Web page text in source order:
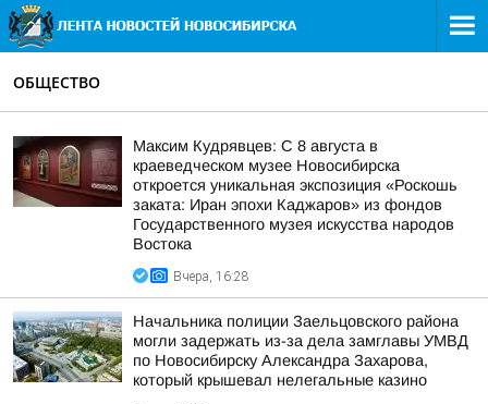
ОБЩЕСТВО
Максим Кудрявцев: С 8 августа в
краеведческом музее Новосибирска
откроется уникальная экспозиция «Роскошь
заката: Иран эпохи Каджаров» из фондов
Государственного музея искусства народов
Востока
Вчера, 16:28
Начальника полиции Заельцовского района
могли задержать из-за дела замглавы УМВД
по Новосибирску Александра Захарова,
который крышевал нелегальные казино